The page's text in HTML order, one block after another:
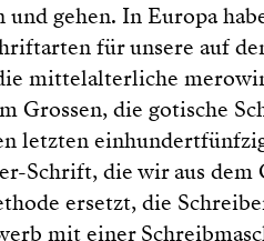
gehen. In Europa
für unsere auf
mittelalterliche
Grossen, die gotische
letzten
Schrift, die wir aus
ersetzt, die
mit einer